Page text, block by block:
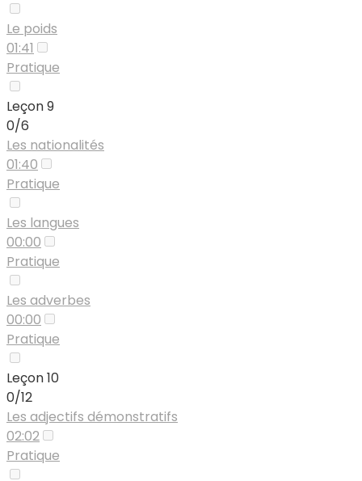
Le poids
01:41
Pratique
Leçon 9
0/6
Les nationalités
01:40
Pratique
Les langues
00:00
Pratique
Les adverbes
00:00
Pratique
Leçon 10
0/12
Les adjectifs démonstratifs
02:02
Pratique